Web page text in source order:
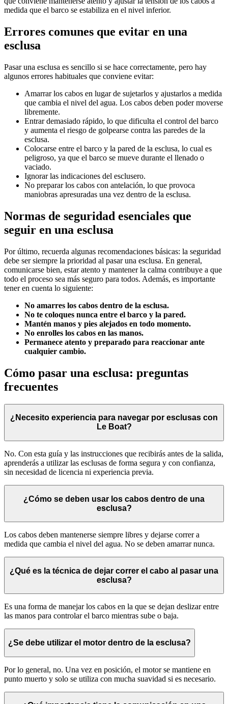
medida que el barco se estabiliza en el nivel inferior.
Errores comunes que evitar en una
esclusa
Pasar una esclusa es sencillo si se hace correctamente, pero hay
algunos errores habituales que conviene evitar:
Amarrar los cabos en lugar de sujetarlos y ajustarlos a medida
que cambia el nivel del agua. Los cabos deben poder moverse
libremente.
Entrar demasiado rápido, lo que dificulta el control del barco
y aumenta el riesgo de golpearse contra las paredes de la
esclusa.
Colocarse entre el barco y la pared de la esclusa, lo cual es
peligroso, ya que el barco se mueve durante el llenado o
vaciado.
Ignorar las indicaciones del esclusero.
No preparar los cabos con antelación, lo que provoca
maniobras apresuradas una vez dentro de la esclusa.
Normas de seguridad esenciales que
seguir en una esclusa
Por último, recuerda algunas recomendaciones básicas: la seguridad
debe ser siempre la prioridad al pasar una esclusa. En general,
comunicarse bien, estar atento y mantener la calma contribuye a que
todo el proceso sea más seguro para todos. Además, es importante
tener en cuenta lo siguiente:
No amarres los cabos dentro de la esclusa.
No te coloques nunca entre el barco y la pared.
Mantén manos y pies alejados en todo momento.
No enrolles los cabos en las manos.
Permanece atento y preparado para reaccionar ante
cualquier cambio.
Cómo pasar una esclusa: preguntas
frecuentes
¿Necesito experiencia para navegar por esclusas con
Le Boat?
No. Con esta guía y las instrucciones que recibirás antes de la salida,
aprenderás a utilizar las esclusas de forma segura y con confianza,
sin necesidad de licencia ni experiencia previa.
¿Cómo se deben usar los cabos dentro de una
esclusa?
Los cabos deben mantenerse siempre libres y dejarse correr a
medida que cambia el nivel del agua. No se deben amarrar nunca.
¿Qué es la técnica de dejar correr el cabo al pasar una
esclusa?
Es una forma de manejar los cabos en la que se dejan deslizar entre
las manos para controlar el barco mientras sube o baja.
¿Se debe utilizar el motor dentro de la esclusa?
Por lo general, no. Una vez en posición, el motor se mantiene en
punto muerto y solo se utiliza con mucha suavidad si es necesario.